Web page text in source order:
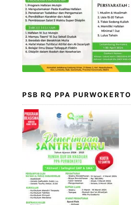
PSB RQ PPA PURWOKERTO